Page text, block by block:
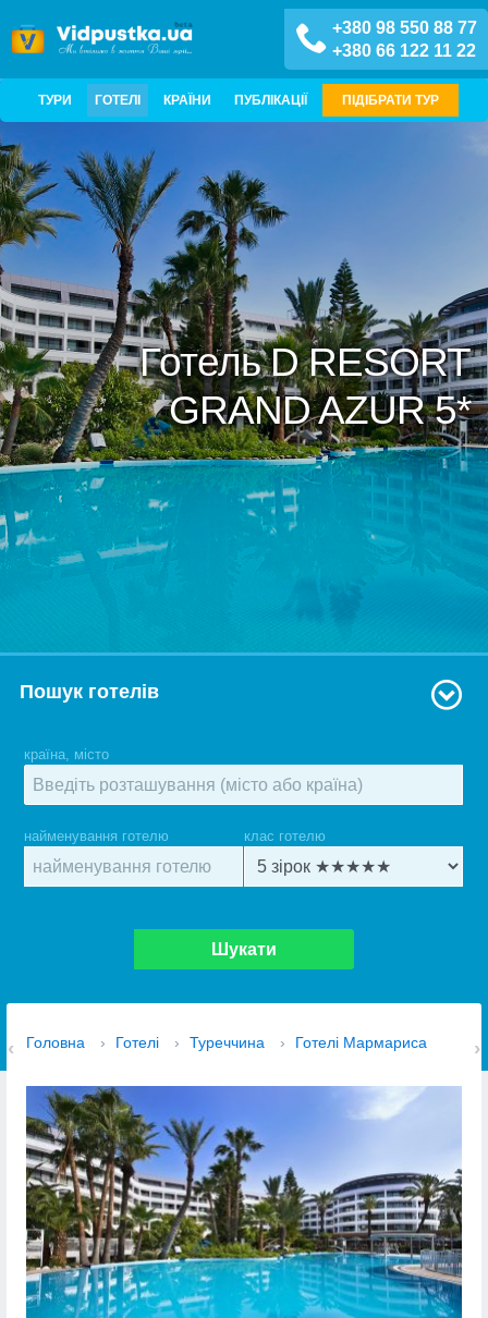
+380 98 550 88 77
+380 66 122 11 22
ТУРИ ГОТЕЛІ КРАЇНИ ПУБЛІКАЦІЇ ПІДІБРАТИ ТУР
Готель D RESORT
GRAND AZUR 5*
Пошук готелів
країна, місто
найменування готелю клас готелю
Шукати
Головна › Готелі › Туреччина › Готелі Мармариса